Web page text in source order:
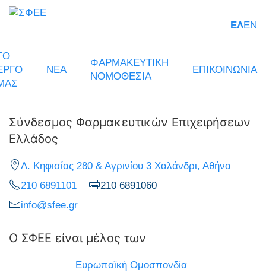
ΕΛEN
ΝΕΑ
ΦΑΡΜΑΚΕΥΤΙΚΗ
ΝΟΜΟΘΕΣΙΑ
ΕΠΙΚΟΙΝΩΝΙΑ
Σύνδεσμος Φαρμακευτικών Επιχειρήσεων
Ελλάδος
Λ. Κηφισίας 280 & Αγρινίου 3 Χαλάνδρι, Αθήνα
210 6891101
210 6891060
info@sfee.gr
Ο ΣΦΕΕ είναι μέλος των
Ευρωπαϊκή Ομοσπονδία